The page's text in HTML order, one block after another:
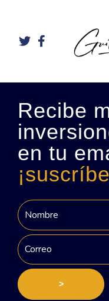
Recibe
en tu
>